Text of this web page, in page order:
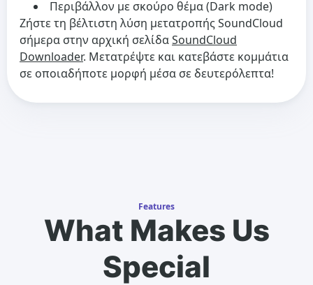
Περιβάλλον με σκούρο θέμα (Dark mode)
Ζήστε τη βέλτιστη λύση μετατροπής SoundCloud
σήμερα στην αρχική σελίδαSoundCloud
Downloader. Μετατρέψτε και κατεβάστε κομμάτια
σε οποιαδήποτε μορφή μέσα σε δευτερόλεπτα!
Features
What Makes Us
Special